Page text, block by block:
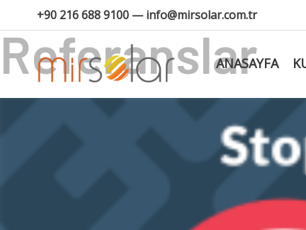
+90 216 688 9100 — info@mirsolar.com.tr
ANASAYFA
Referanslar